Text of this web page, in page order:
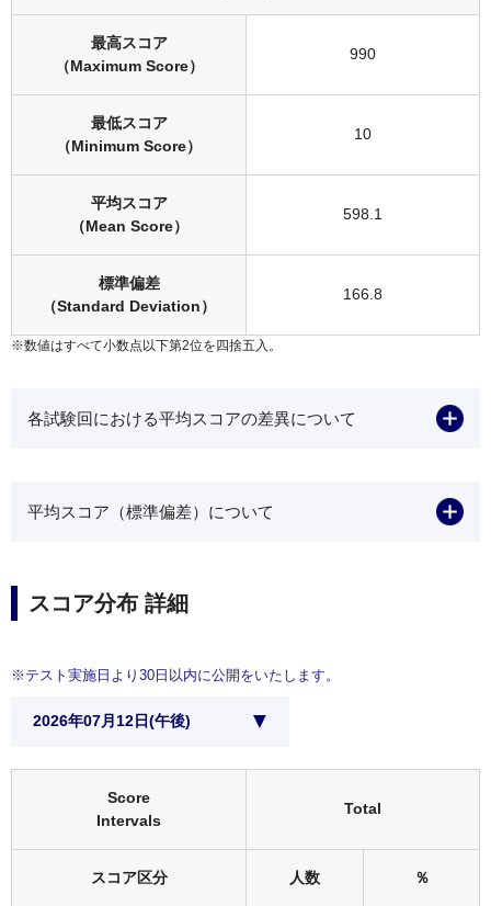
最高スコア
（Maximum Score）
990
最低スコア
（Minimum Score）
10
平均スコア
（Mean Score）
598.1
標準偏差
（Standard Deviation）
166.8
※数値はすべて小数点以下第2位を四捨五入。
各試験回における平均スコアの差異について
平均スコア（標準偏差）について
スコア分布 詳細
※テスト実施日より30日以内に公開をいたします。
Score
Intervals
Total
スコア区分 人数 ％